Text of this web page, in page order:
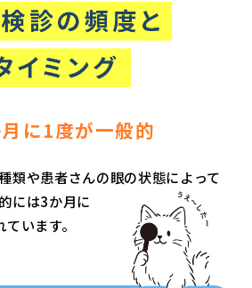
に1度が一般的
類や患者さんの眼の状態によって
には3か月に
います。